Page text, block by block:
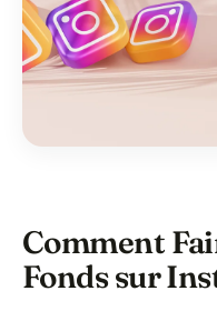
Comment
Fonds sur